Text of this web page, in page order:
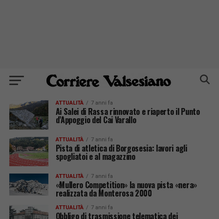
ATTUALITÀ 7 anni fa
Ai Salei di Rassa rinnovato e riaperto il Punto
d’Appoggio del Cai Varallo
ATTUALITÀ 7 anni fa
Pista di atletica di Borgosesia: lavori agli
spogliatoi e al magazzino
ATTUALITÀ 7 anni fa
«Mullero Competition» la nuova pista «nera»
realizzata da Monterosa 2000
ATTUALITÀ 7 anni fa
Obbligo di trasmissione telematica dei